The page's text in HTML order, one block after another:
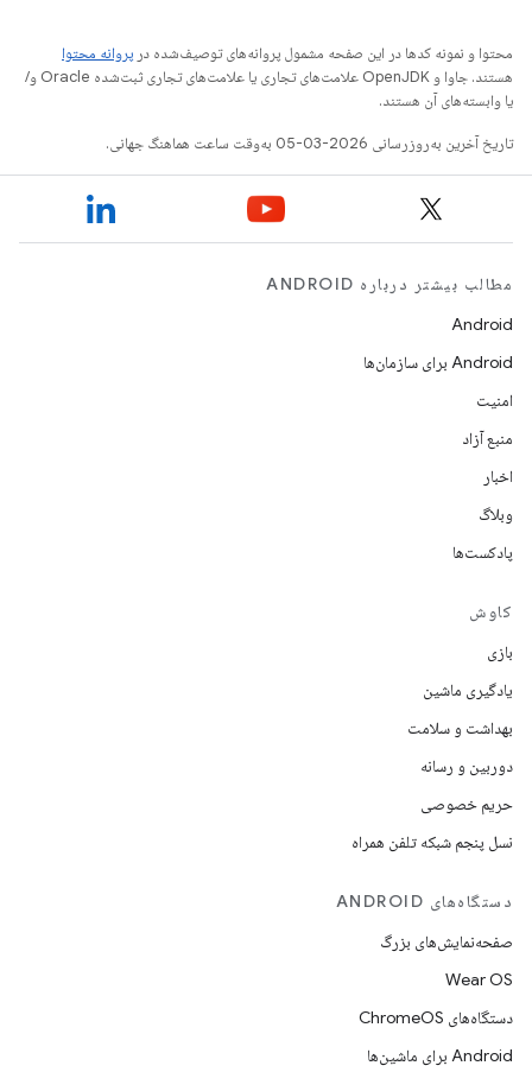
محتوا و نمونه کدها در این صفحه مشمول پروانه‌های توصیف‌شده در پروانه محتوا
هستند. جاوا و OpenJDK علامت‌های تجاری یا علامت‌های تجاری ثبت‌شده Oracle و/
یا وابسته‌های آن هستند.
تاریخ آخرین به‌روزرسانی 2026-03-05 به‌وقت ساعت هماهنگ جهانی.
مطالب بیشتر درباره ANDROID
Android
Android برای سازمان‌ها
امنیت
منبع آزاد
اخبار
وبلاگ
پادکست‌ها
کاوش
بازی
یادگیری ماشین
بهداشت و سلامت
دوربین و رسانه
حریم خصوصی
نسل پنجم شبکه تلفن همراه
دستگاه‌های ANDROID
صفحه‌نمایش‌های بزرگ
Wear OS
دستگاه‌های ChromeOS
Android برای ماشین‌ها